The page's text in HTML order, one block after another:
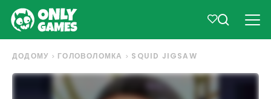
ДОДОМУ ГОЛОВОЛОМКА SQUID JIGSAW